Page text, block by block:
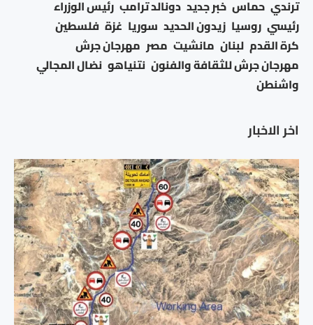
اخر الاخبار
ترندي حماس خبر جديد دونالد ترامب رئيس الوزراء
رئيسي روسيا زيدون الحديد سوريا غزة فلسطين
كرة القدم لبنان مانشيت مصر مهرجان جرش
مهرجان جرش للثقافة والفنون نتنياهو نضال المجالي
واشنطن